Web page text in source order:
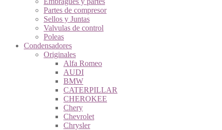
Partes de compresor
Sellos y Juntas
Valvulas de control
Poleas
Condensadores
Originales
Alfa Romeo
AUDI
BMW
CATERPILLAR
CHEROKEE
Chery
Chevrolet
Chrysler